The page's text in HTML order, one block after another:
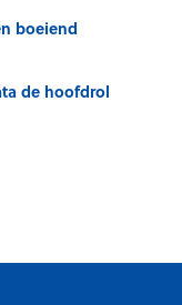
boeiend
de hoofdrol